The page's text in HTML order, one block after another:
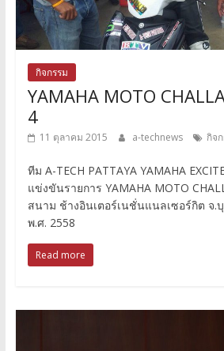
กิจกรรม
YAMAHA MOTO
4
11 ตุลาคม 2015 a-technews กิจ
ทีม A-TECH PATTAYA YAMAHA
แข่งขันรายการ YAMAHA MOTO
สนาม ช้างอินเตอร์เนชั่นแนลเซอร์กิต จ.
พ.ศ. 2558
Read more